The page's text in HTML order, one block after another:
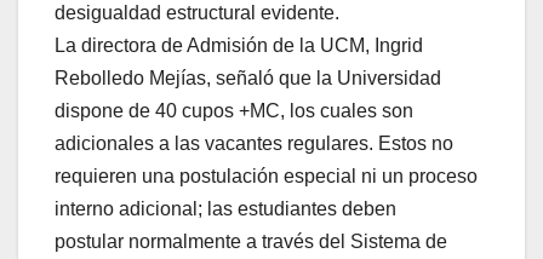
desigualdad estructural evidente.
La directora de Admisión de la UCM, Ingrid
Rebolledo Mejías, señaló que la Universidad
dispone de 40 cupos +MC, los cuales son
adicionales a las vacantes regulares. Estos no
requieren una postulación especial ni un proceso
interno adicional; las estudiantes deben
postular normalmente a través del Sistema de